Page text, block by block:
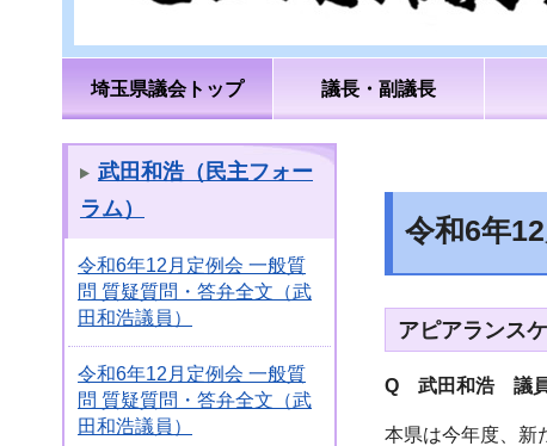
埼玉県議会トップ 議長・副議長
武田和浩（民主フォー
ラム）
令和6年12月定例会 一般質
問 質疑質問・答弁全文（武
田和浩議員）
令和6年12月定例会 一般質
問 質疑質問・答弁全文（武
田和浩議員）
令和6年
アピアランス
Q 武田和浩 議員
本県は今年度、新